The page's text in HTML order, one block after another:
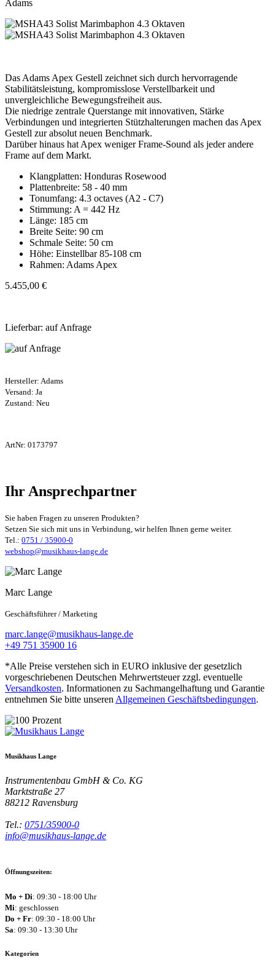
Adams
Das Adams Apex Gestell zeichnet sich durch hervorragende
Stabilitätsleistung, kompromisslose Verstellbarkeit und
unvergleichliche Bewegungsfreiheit aus.
Die niedrige zentrale Querstange mit innovativen, Stärke
Verbindungen und integrierten Stützhalterungen machen das Apex
Gestell zur absolut neuen Benchmark.
Darüber hinaus hat Apex weniger Frame-Sound als jeder andere
Frame auf dem Markt.
Klangplatten: Honduras Rosewood
Plattenbreite: 58 - 40 mm
Tonumfang: 4.3 octaves (A2 - C7)
Stimmung: A = 442 Hz
Länge: 185 cm
Breite Seite: 90 cm
Schmale Seite: 50 cm
Höhe: Einstellbar 85-108 cm
Rahmen: Adams Apex
5.455,00 €
Lieferbar: auf Anfrage
Hersteller: Adams
Versand: Ja
Zustand: Neu
ArtNr: 0173797
Ihr Ansprechpartner
Sie haben Fragen zu unseren Produkten?
Setzen Sie sich mit uns in Verbindung, wir helfen Ihnen gerne weiter.
Tel.: 0751 / 35900-0
webshop@musikhaus-lange.de
Marc Lange
Geschäftsführer / Marketing
marc.lange@musikhaus-lange.de
+49 751 35900 16
*Alle Preise verstehen sich in EURO inklusive der gesetzlich
vorgeschriebenen Deutschen Mehrwertsteuer zzgl. eventuelle
Versandkosten. Informationen zu Sachmangelhaftung und Garantie
entnehmen Sie bitte unseren Allgemeinen Geschäftsbedingungen.
Musikhaus Lange
Instrumentenbau GmbH & Co. KG
Marktstraße 27
88212 Ravensburg
Tel.: 0751/35900-0
info@musikhaus-lange.de
Öffnungszeiten:
Mo + Di: 09:30 - 18:00 Uhr
Mi: geschlossen
Do + Fr: 09:30 - 18:00 Uhr
Sa: 09:30 - 13:30 Uhr
Kategorien